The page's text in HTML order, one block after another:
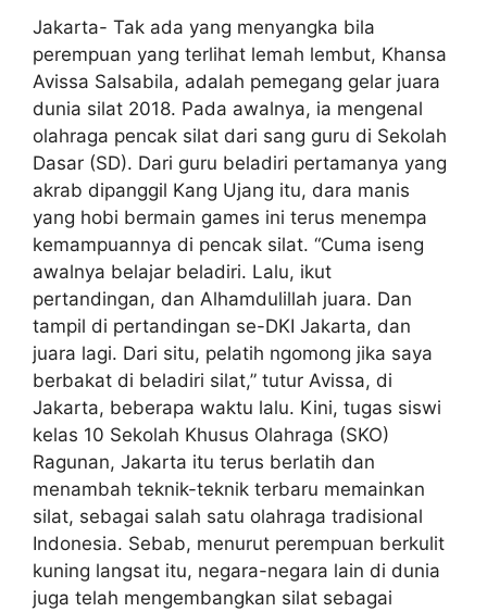
Jakarta- Tak ada yang menyangka bila
perempuan yang terlihat lemah lembut, Khansa
Avissa Salsabila, adalah pemegang gelar juara
dunia silat 2018. Pada awalnya, ia mengenal
olahraga pencak silat dari sang guru di Sekolah
Dasar (SD). Dari guru beladiri pertamanya yang
akrab dipanggil Kang Ujang itu, dara manis
yang hobi bermain games ini terus menempa
kemampuannya di pencak silat. “Cuma iseng
awalnya belajar beladiri. Lalu, ikut
pertandingan, dan Alhamdulillah juara. Dan
tampil di pertandingan se-DKI Jakarta, dan
juara lagi. Dari situ, pelatih ngomong jika saya
berbakat di beladiri silat,” tutur Avissa, di
Jakarta, beberapa waktu lalu. Kini, tugas siswi
kelas 10 Sekolah Khusus Olahraga (SKO)
Ragunan, Jakarta itu terus berlatih dan
menambah teknik-teknik terbaru memainkan
silat, sebagai salah satu olahraga tradisional
Indonesia. Sebab, menurut perempuan berkulit
kuning langsat itu, negara-negara lain di dunia
juga telah mengembangkan silat sebagai